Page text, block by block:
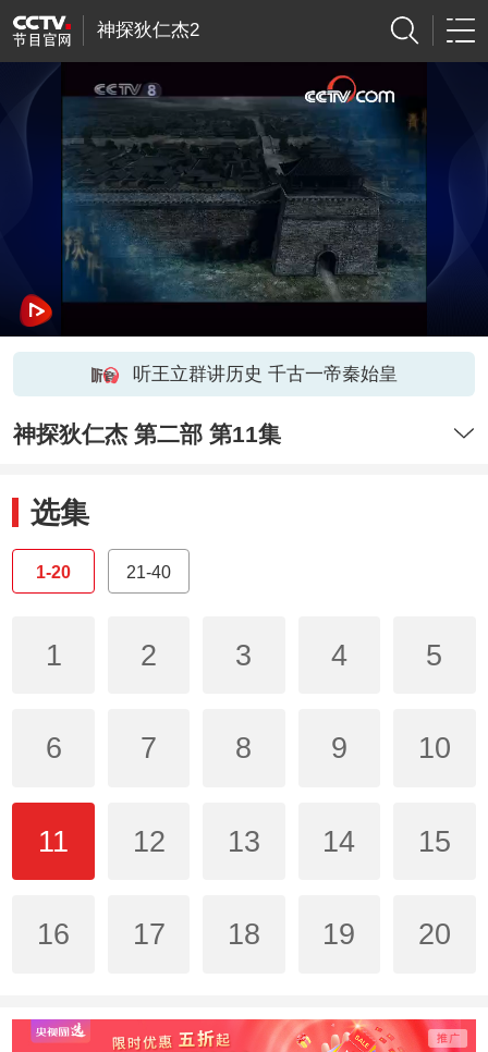
神探狄仁杰2
听王立群讲历史 千古一帝秦始皇
神探狄仁杰 第二部 第11集
选集
1-20 21-40
1 2 3 4 5
6 7 8 9 10
11 12 13 14 15
16 17 18 19 20